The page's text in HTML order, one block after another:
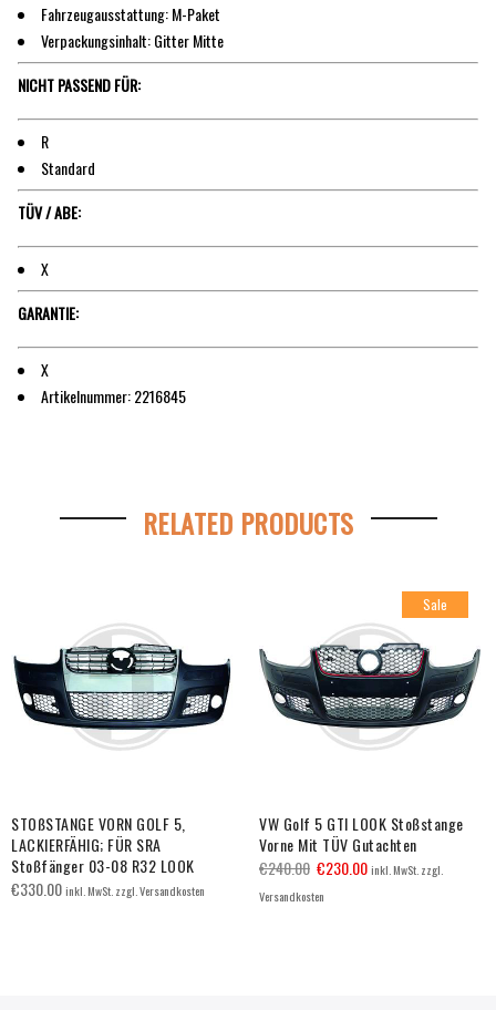
Fahrzeugausstattung: M-Paket
Verpackungsinhalt: Gitter Mitte
NICHT PASSEND FÜR:
R
Standard
TÜV / ABE:
X
GARANTIE:
X
Artikelnummer: 2216845
RELATED PRODUCTS
STOßSTANGE VORN GOLF 5,
LACKIERFÄHIG; FÜR SRA
Stoßfänger 03-08 R32 LOOK
€330.00inkl. MwSt. zzgl. Versandkosten
Sale
VW Golf 5 GTI LOOK Stoßstange
Vorne Mit TÜV Gutachten
€240.00 €230.00inkl. MwSt. zzgl.
Versandkosten